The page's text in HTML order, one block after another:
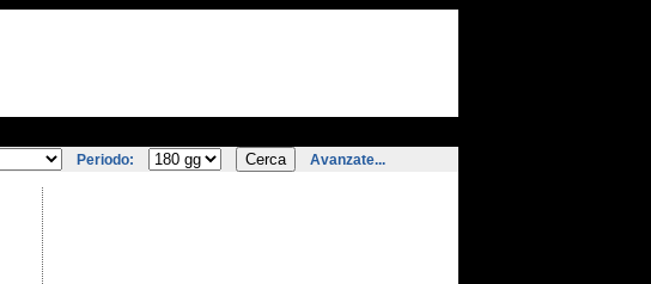
Periodo: Avanzate...